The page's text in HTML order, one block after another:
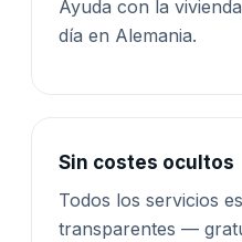
Ayuda con la
día en Alemania.
Sin costes ocultos
Todos los servicios
transparentes —